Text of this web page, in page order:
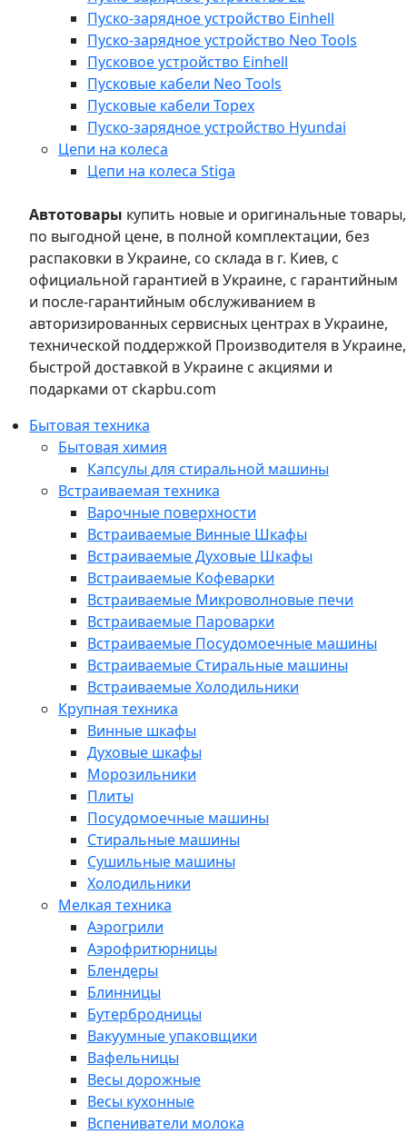
Пуско-зарядное устройство Einhell
Пуско-зарядное устройство Neo Tools
Пусковое устройство Einhell
Пусковые кабели Neo Tools
Пусковые кабели Topex
Пуско-зарядное устройство Hyundai
Цепи на колеса
Цепи на колеса Stiga
Автотовары купить новые и оригинальные товары,
по выгодной цене, в полной комплектации, без
распаковки в Украине, со склада в г. Киев, с
официальной гарантией в Украине, с гарантийным
и после-гарантийным обслуживанием в
авторизированных сервисных центрах в Украине,
технической поддержкой Производителя в Украине,
быстрой доставкой в Украине с акциями и
подарками от ckapbu.com
Бытовая техника
Бытовая химия
Капсулы для стиральной машины
Встраиваемая техника
Варочные поверхности
Встраиваемые Винные Шкафы
Встраиваемые Духовые Шкафы
Встраиваемые Кофеварки
Встраиваемые Микроволновые печи
Встраиваемые Пароварки
Встраиваемые Посудомоечные машины
Встраиваемые Стиральные машины
Встраиваемые Холодильники
Крупная техника
Винные шкафы
Духовые шкафы
Морозильники
Плиты
Посудомоечные машины
Стиральные машины
Сушильные машины
Холодильники
Мелкая техника
Аэрогрили
Аэрофритюрницы
Блендеры
Блинницы
Бутербродницы
Вакуумные упаковщики
Вафельницы
Весы дорожные
Весы кухонные
Вспениватели молока